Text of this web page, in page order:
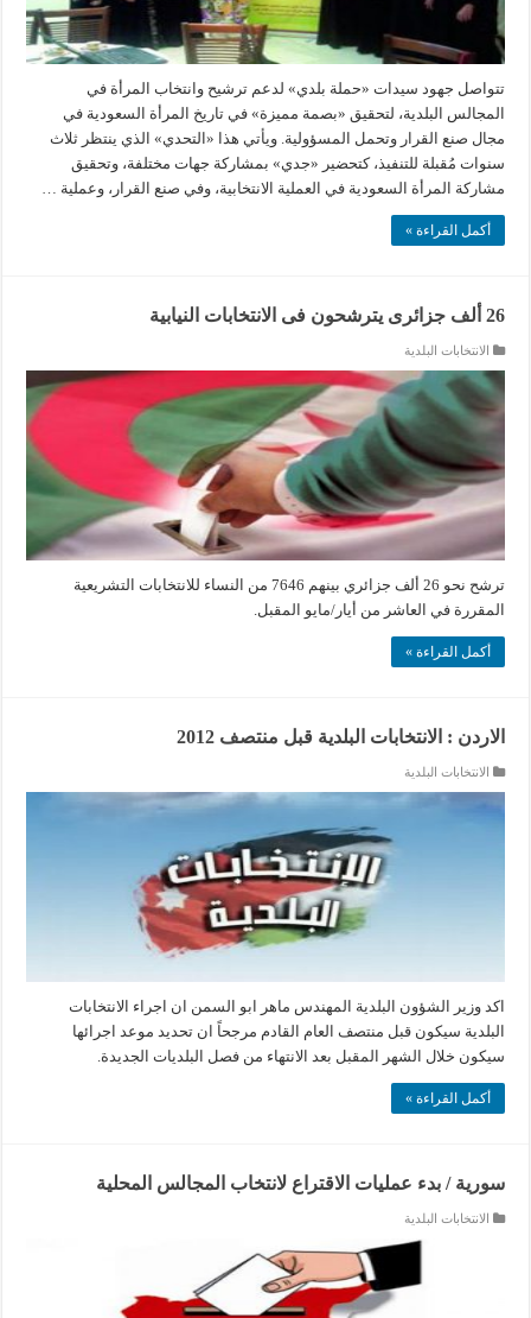
تتواصل جهود سيدات «حملة بلدي» لدعم ترشيح وانتخاب المرأة في
المجالس البلدية، لتحقيق «بصمة مميزة» في تاريخ المرأة السعودية في
مجال صنع القرار وتحمل المسؤولية. ويأتي هذا «التحدي» الذي ينتظر ثلاث
سنوات مُقبلة للتنفيذ، كتحضير «جدي» بمشاركة جهات مختلفة، وتحقيق
مشاركة المرأة السعودية في العملية الانتخابية، وفي صنع القرار، وعملية …
أكمل القراءة »
26 ألف جزائرى يترشحون فى الانتخابات النيابية
الانتخابات البلدية
ترشح نحو 26 ألف جزائري بينهم 7646 من النساء للانتخابات التشريعية
المقررة في العاشر من أيار/مايو المقبل.
أكمل القراءة »
الاردن : الانتخابات البلدية قبل منتصف 2012
الانتخابات البلدية
اكد وزير الشؤون البلدية المهندس ماهر ابو السمن ان اجراء الانتخابات
البلدية سيكون قبل منتصف العام القادم مرجحاً ان تحديد موعد اجرائها
سيكون خلال الشهر المقبل بعد الانتهاء من فصل البلديات الجديدة.
أكمل القراءة »
سورية / بدء عمليات الاقتراع لانتخاب المجالس المحلية
الانتخابات البلدية